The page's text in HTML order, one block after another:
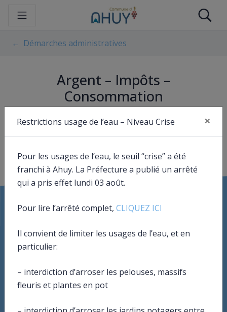
Démarches administratives
Argent – Impôts –
Consommation
Impossible de trouver la fiche : R52114.xml
Restrictions usage de l’eau – Niveau Crise ×
Pour les usages de l’eau, le seuil “crise” a été
franchi à Ahuy. La Préfecture a publié un arrêté
qui a pris effet lundi 03 août.
Pour lire l’arrêté complet, CLIQUEZ ICI
Il convient de limiter les usages de l’eau, et en
particulier:
– interdiction d’arroser les pelouses, massifs
fleuris et plantes en pot